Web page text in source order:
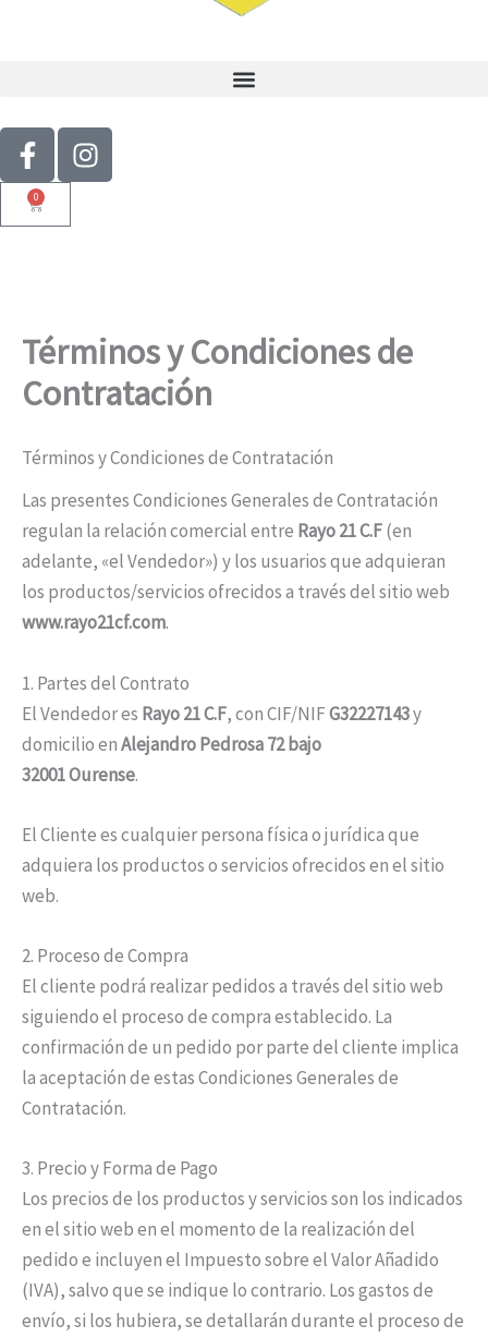
F
a
c
e
k
-
f
I
n
s
m
0
Cart
Términos y Condiciones de
Contratación
Términos y Condiciones de Contratación
Las presentes Condiciones Generales de Contratación
regulan la relación comercial entre Rayo 21 C.F(en
adelante, «el Vendedor») y los usuarios que adquieran
los productos/servicios ofrecidos a través del sitio web
www.rayo21cf.com.
1. Partes del Contrato
El Vendedor es Rayo 21 C.F, con CIF/NIFG32227143y
domicilio enAlejandro Pedrosa 72 bajo
32001 Ourense.
El Cliente es cualquier persona física o jurídica que
adquiera los productos o servicios ofrecidos en el sitio
web.
2. Proceso de Compra
El cliente podrá realizar pedidos a través del sitio web
siguiendo el proceso de compra establecido. La
confirmación de un pedido por parte del cliente implica
la aceptación de estas Condiciones Generales de
Contratación.
3. Precio y Forma de Pago
Los precios de los productos y servicios son los indicados
en el sitio web en el momento de la realización del
pedido e incluyen el Impuesto sobre el Valor Añadido
(IVA), salvo que se indique lo contrario. Los gastos de
envío, si los hubiera, se detallarán durante el proceso de